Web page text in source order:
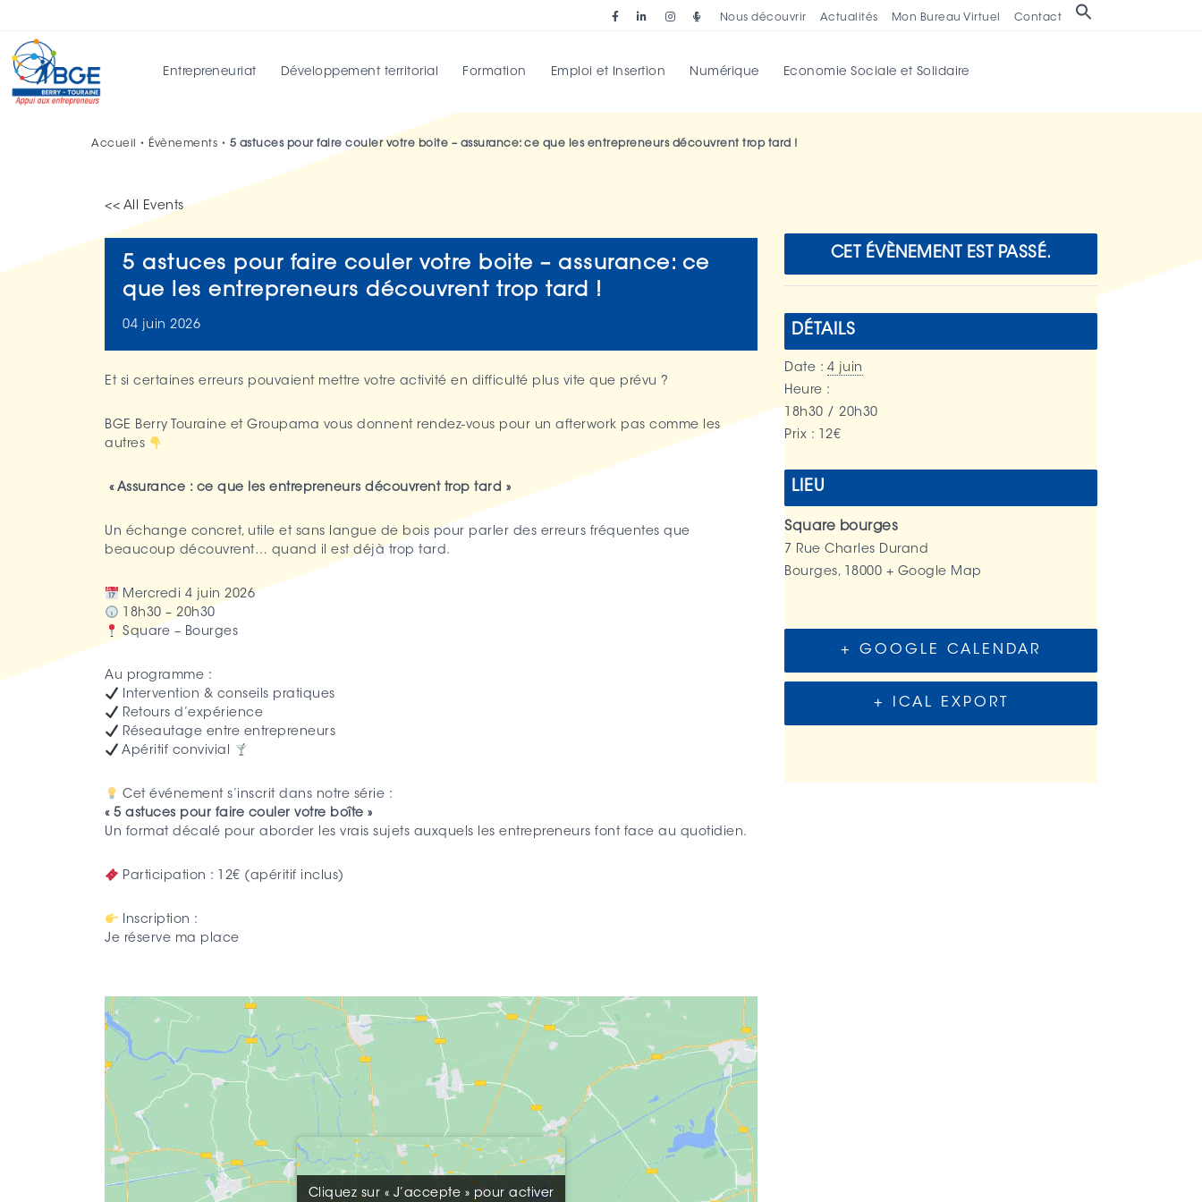
Nous découvrir Actualités Mon Bureau Virtuel Contact
Entrepreneuriat Développement territorial Formation Emploi et Insertion Numérique Economie Sociale et Solidaire
Accueil • Évènements • 5 astuces pour faire couler votre boite – assurance: ce que les entrepreneurs découvrent trop tard !
<< All Events
5 astuces pour faire couler votre boite – assurance: ce
que les entrepreneurs découvrent trop tard !
04 juin 2026
Et si certaines erreurs pouvaient mettre votre activité en difficulté plus vite que prévu ?
BGE Berry Touraine et Groupama vous donnent rendez-vous pour un afterwork pas comme les
autres
« Assurance : ce que les entrepreneurs découvrent trop tard »
Un échange concret, utile et sans langue de bois pour parler des erreurs fréquentes que
beaucoup découvrent… quand il est déjà trop tard.
Mercredi 4 juin 2026
18h30 – 20h30
Square – Bourges
Au programme :
Intervention & conseils pratiques
Retours d’expérience
Réseautage entre entrepreneurs
Apéritif convivial
Cet événement s’inscrit dans notre série :
« 5 astuces pour faire couler votre boîte »
Un format décalé pour aborder les vrais sujets auxquels les entrepreneurs font face au quotidien.
Participation : 12€ (apéritif inclus)
Inscription :
Je réserve ma place
Cliquez sur « J’accepte » pour activer
Cliquez sur « J’accepte » pour activer
CET ÉVÈNEMENT EST PASSÉ.
DÉTAILS
Date : 4 juin
Heure :
18h30 / 20h30
Prix : 12€
LIEU
Square bourges
7 Rue Charles Durand
Bourges, 18000 + Google Map
+ GOOGLE CALENDAR
+ ICAL EXPORT